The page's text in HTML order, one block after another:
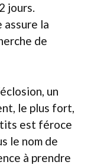
jours.
assure la
de
un
le plus fort,
est féroce
le nom de
à prendre